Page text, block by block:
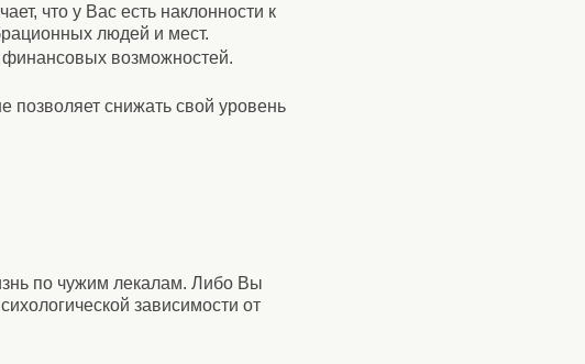
что у Вас есть наклонности к
людей и мест.
возможностей.
снижать свой уровень
по чужим лекалам. Либо Вы
зависимости от